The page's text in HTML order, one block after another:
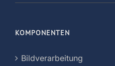
KOMPONENTEN
Bildverarbeitung